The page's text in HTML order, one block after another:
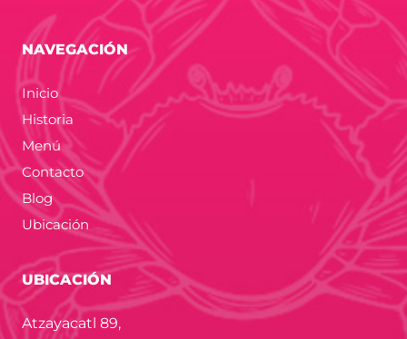
NAVEGACIÓN
Inicio
Historia
Menú
Contacto
Blog
Ubicación
UBICACIÓN
Atzayacatl 89,